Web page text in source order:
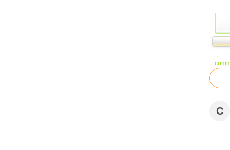
C